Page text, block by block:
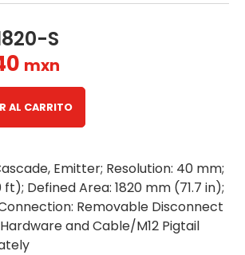
S
mxn
AL CARRITO
Emitter; Resolution: 40 mm;
ft); Defined Area: 1820 mm (71.7 in);
Removable Disconnect
and Cable/M12 Pigtail